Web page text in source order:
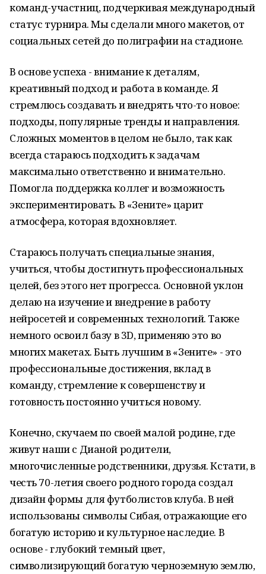
команд-участниц, подчеркивая международный
статус турнира. Мы сделали много макетов, от
социальных сетей до полиграфии на стадионе.
В основе успеха - внимание к деталям,
креативный подход и работа в команде. Я
стремлюсь создавать и внедрять что-то новое:
подходы, популярные тренды и направления.
Сложных моментов в целом не было, так как
всегда стараюсь подходить к задачам
максимально ответственно и внимательно.
Помогла поддержка коллег и возможность
экспериментировать. В «Зените» царит
атмосфера, которая вдохновляет.
Стараюсь получать специальные знания,
учиться, чтобы достигнуть профессиональных
целей, без этого нет прогресса. Основной уклон
делаю на изучение и внедрение в работу
нейросетей и современных технологий. Также
немного освоил базу в 3D, применяю это во
многих макетах. Быть лучшим в «Зените» - это
профессиональные достижения, вклад в
команду, стремление к совершенству и
готовность постоянно учиться новому.
Конечно, скучаем по своей малой родине, где
живут наши с Дианой родители,
многочисленные родственники, друзья. Кстати, в
честь 70-летия своего родного города создал
дизайн формы для футболистов клуба. В ней
использованы символы Сибая, отражающие его
богатую историю и культурное наследие. В
основе - глубокий темный цвет,
символизирующий богатую черноземную землю,